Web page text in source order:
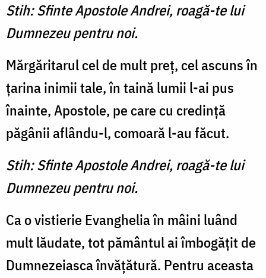
Stih: Sfinte Apostole Andrei, roagă-te lui
Dumnezeu pentru noi.
Mărgăritarul cel de mult preţ, cel ascuns în
ţarina inimii tale, în taină lumii l-ai pus
înainte, Apostole, pe care cu credinţă
păgânii aflându-l, comoară l-au făcut.
Stih: Sfinte Apostole Andrei, roagă-te lui
Dumnezeu pentru noi.
Ca o vistierie Evanghelia în mâini luând
mult lăudate, tot pământul ai îmbogăţit de
Dumnezeiasca învăţătură. Pentru aceasta